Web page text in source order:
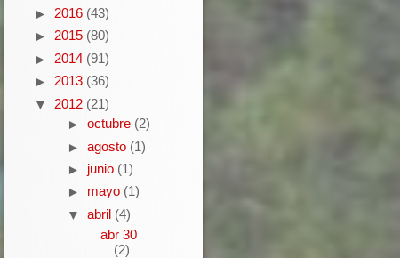
► 2016 (43)
► 2015 (80)
► 2014 (91)
► 2013 (36)
▼ 2012 (21)
►octubre (2)
►agosto (1)
► junio (1)
► mayo (1)
▼abril (4)
abr 30
(2)